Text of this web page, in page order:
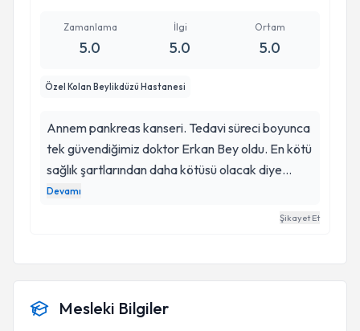
bana yaşattığı ve kazandırdığı zaman için ona
çok teşekkür ederim.
Zamanlama
5.0
İlgi
5.0
Ortam
5.0
Özel Kolan Beylikdüzü Hastanesi
Annem pankreas kanseri. Tedavi süreci boyunca
tek güvendiğimiz doktor Erkan Bey oldu. En kötü
sağlık şartlarından daha kötüsü olacak diye
düşünürken Erkan bey ve ekip arkadaşları
sayesinde annem şu an hayatta ve sağlığına
Devamı
Şikayet Et
Mesleki Bilgiler